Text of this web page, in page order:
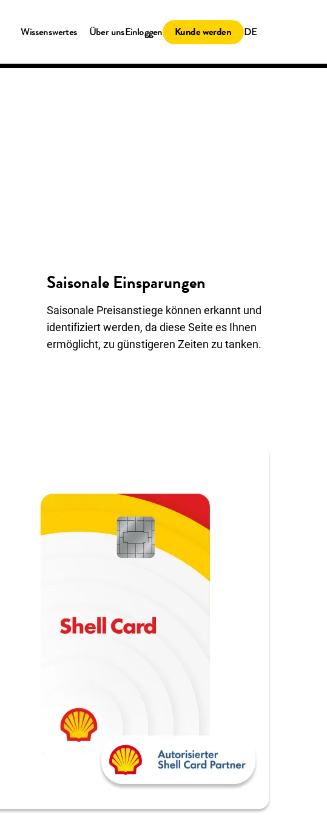
Wissenswertes Über unsEinloggen Kunde werden DE
Saisonale Einsparungen
Saisonale Preisanstiege können erkannt und
identifiziert werden, da diese Seite es Ihnen
ermöglicht, zu günstigeren Zeiten zu tanken.